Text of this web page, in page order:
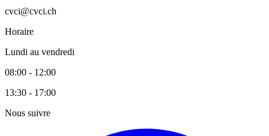
cvci@cvci.ch
Horaire
Lundi au vendredi
08:00 - 12:00
13:30 - 17:00
Nous suivre